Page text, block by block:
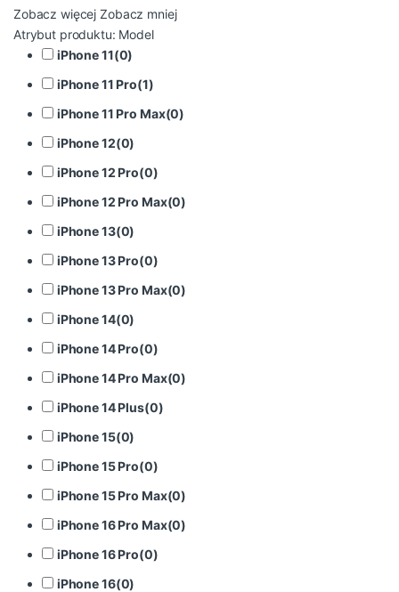
Zobacz więcej Zobacz mniej
Atrybut produktu: Model
iPhone 11(0)
iPhone 11 Pro(1)
iPhone 11 Pro Max(0)
iPhone 12(0)
iPhone 12 Pro(0)
iPhone 12 Pro Max(0)
iPhone 13(0)
iPhone 13 Pro(0)
iPhone 13 Pro Max(0)
iPhone 14(0)
iPhone 14 Pro(0)
iPhone 14 Pro Max(0)
iPhone 14 Plus(0)
iPhone 15(0)
iPhone 15 Pro(0)
iPhone 15 Pro Max(0)
iPhone 16 Pro Max(0)
iPhone 16 Pro(0)
iPhone 16(0)